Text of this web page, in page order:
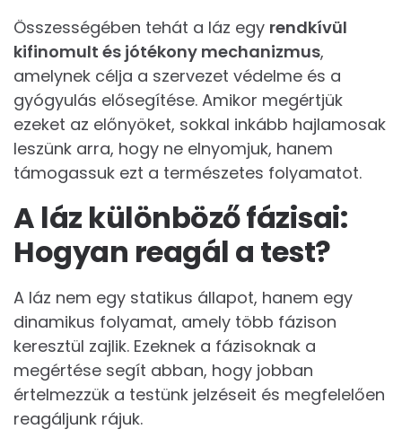
Összességében tehát a láz egy rendkívül
kifinomult és jótékony mechanizmus,
amelynek célja a szervezet védelme és a
gyógyulás elősegítése. Amikor megértjük
ezeket az előnyöket, sokkal inkább hajlamosak
leszünk arra, hogy ne elnyomjuk, hanem
támogassuk ezt a természetes folyamatot.
A láz különböző fázisai:
Hogyan reagál a test?
A láz nem egy statikus állapot, hanem egy
dinamikus folyamat, amely több fázison
keresztül zajlik. Ezeknek a fázisoknak a
megértése segít abban, hogy jobban
értelmezzük a testünk jelzéseit és megfelelően
reagáljunk rájuk.